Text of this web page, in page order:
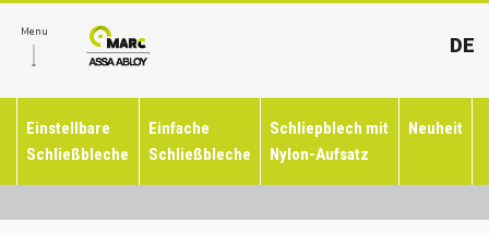
Menu
DE
Einstellbare
Schließbleche
Einfache
Schließbleche
Schliepblech mit
Nylon-Aufsatz
Neuheit